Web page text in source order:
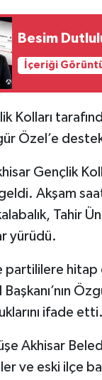
Besim
İçeriği
Kolları
Özel’e
Gençlik
Akşam
Tahir
yürüdü.
partililere hitap
ifade etti.
Akhisar
ve eski ilçe